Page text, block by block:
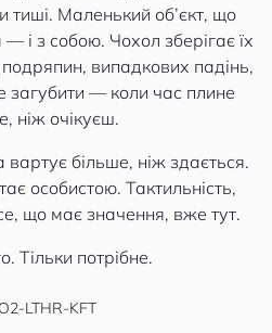
тиші. Маленький об’єкт, що
— і з собою. Чохол зберігає їх
подряпин, випадкових падінь,
загубити — коли час плине
ніж очікуєш.
більше, ніж здається.
особистою. Тактильність,
що має значення, вже тут.
Тільки потрібне.